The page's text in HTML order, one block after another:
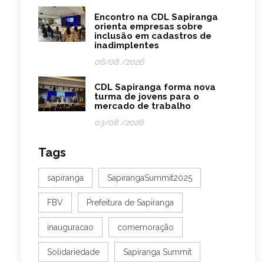
Encontro na CDL Sapiranga
orienta empresas sobre
inclusão em cadastros de
inadimplentes
06/08 /2026
CDL Sapiranga forma nova
turma de jovens para o
mercado de trabalho
03/08 /2026
Tags
sapiranga SapirangaSummit2025
FBV Prefeitura de Sapiranga
inauguracao comemoração
Solidariedade Sapiranga Summit